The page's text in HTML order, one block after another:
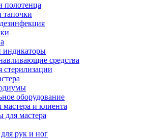
полотенца
средства
стерилизации
оборудование
и клиента
для мастера
рук и ног